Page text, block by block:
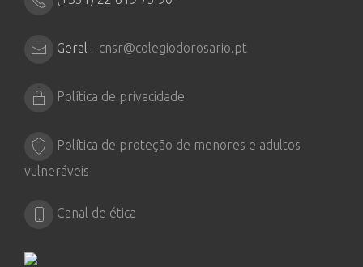
Geral - cnsr@colegiodorosario.pt
Política de privacidade
Política de proteção de menores e adultos
vulneráveis
Canal de ética